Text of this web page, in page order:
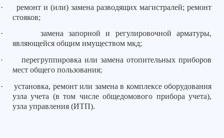
·
ремонт и (или) замена разводящих магистралей; ремонт
стояков;
·
замена запорной и регулировочной арматуры,
являющейся общим имуществом мкд;
·
перегруппировка или замена отопительных приборов
мест общего пользования;
·
установка, ремонт или замена в комплексе оборудования
узла учета (в том числе общедомового прибора учета),
узла управления (ИТП).